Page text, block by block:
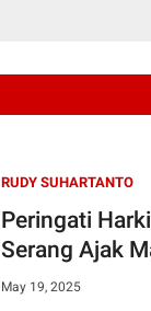
RUDY SUHARTANTO
Peringati
Serang Ajak
May 19, 2025